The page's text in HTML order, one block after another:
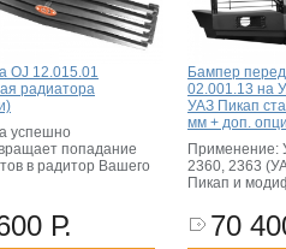
OJ 12.015.01
радиатора
успешно
попадание
в радитор Вашего
Р.
Бампер
02.001.13 на
УАЗ Пикап
мм + доп.
Применение:
2360, 2363
Пикап и
70